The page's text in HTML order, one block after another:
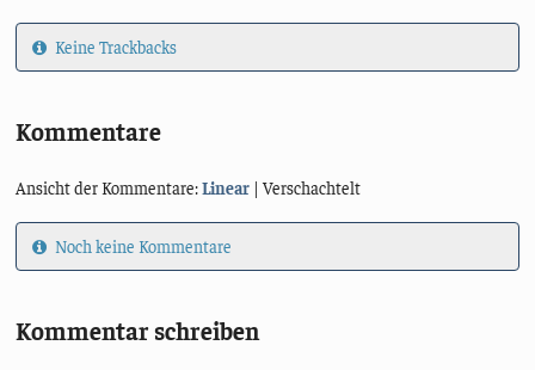
Keine Trackbacks
Kommentare
Ansicht der Kommentare:Linear | Verschachtelt
Noch keine Kommentare
Kommentar schreiben